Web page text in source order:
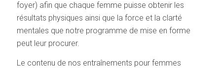
foyer) afin que chaque femme puisse obtenir les
résultats physiques ainsi que la force et la clarté
mentales que notre programme de mise en forme
peut leur procurer.
Le contenu de nos entraînements pour femmes